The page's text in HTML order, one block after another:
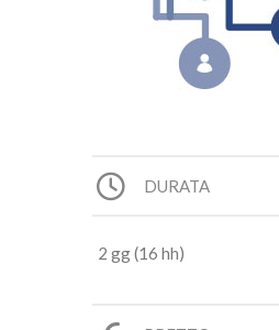
DURATA
2 gg (16 hh)